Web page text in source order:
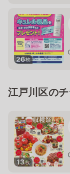
26枚
江戸川区の
13枚